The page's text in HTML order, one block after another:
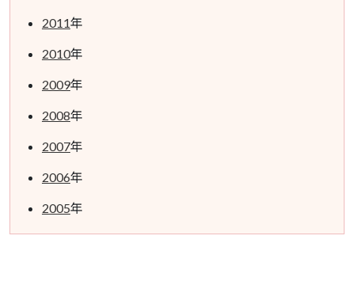
2011年
2010年
2009年
2008年
2007年
2006年
2005年